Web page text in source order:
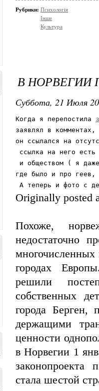
Рубрики: Психологія
Інше
Культура
В НОРВЕГИИ
Суббота, 21 Июля
Когда я перепостила
заявлял в
он ссылался на
ссылка на него
и обществом ( я
где было и про геев,
А теперь и фото с
Originally posted
Похоже,
недостаточно
многочисленных
городах
решили
собственных
города Берген,
держащими
ценности
в Норвегии 1
законопроекта
стала шестой